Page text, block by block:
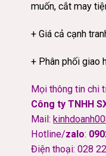
muốn, cắt may
+ Giá cả cạnh
+ Phân phối giao
Mọi thông tin chi
Công ty TNHH
Mail:
Hotline/zalo:
Điện thoại: 028